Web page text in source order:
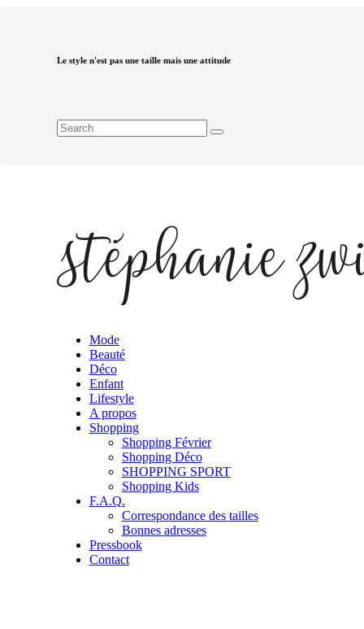
Le style n'est pas une taille mais une attitude
Mode
Beauté
Déco
Enfant
Lifestyle
A propos
Shopping
Shopping Février
Shopping Déco
SHOPPING SPORT
Shopping Kids
F.A.Q.
Correspondance des tailles
Bonnes adresses
Pressbook
Contact